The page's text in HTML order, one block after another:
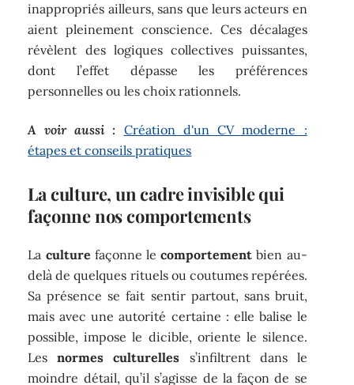
inappropriés ailleurs, sans que leurs acteurs en
aient pleinement conscience. Ces décalages
révèlent des logiques collectives puissantes,
dont l’effet dépasse les préférences
personnelles ou les choix rationnels.
A voir aussi : Création d'un CV moderne :
étapes et conseils pratiques
La culture, un cadre invisible qui
façonne nos comportements
La culture façonne lecomportement bien au-
delà de quelques rituels ou coutumes repérées.
Sa présence se fait sentir partout, sans bruit,
mais avec une autorité certaine : elle balise le
possible, impose le dicible, oriente le silence.
Lesnormes culturelles s’infiltrent dans le
moindre détail, qu’il s’agisse de la façon de se